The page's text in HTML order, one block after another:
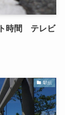
時間 テレビ
駅伝